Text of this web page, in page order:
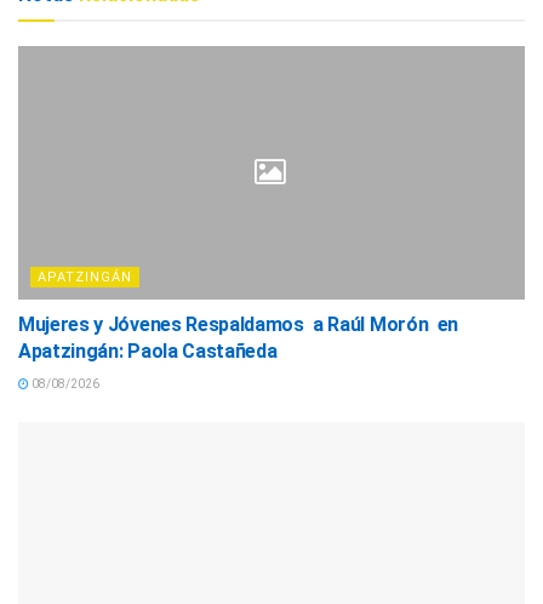
APATZINGÁN
Mujeres y Jóvenes Respaldamos a Raúl Morón en
Apatzingán: Paola Castañeda
08/08/2026